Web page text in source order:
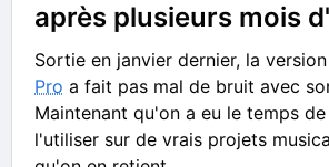
après plusieurs mois
Sortie en janvier dernier, la
Pro a fait pas mal de bruit avec
Maintenant qu'on a eu le temps
l'utiliser sur de vrais projets